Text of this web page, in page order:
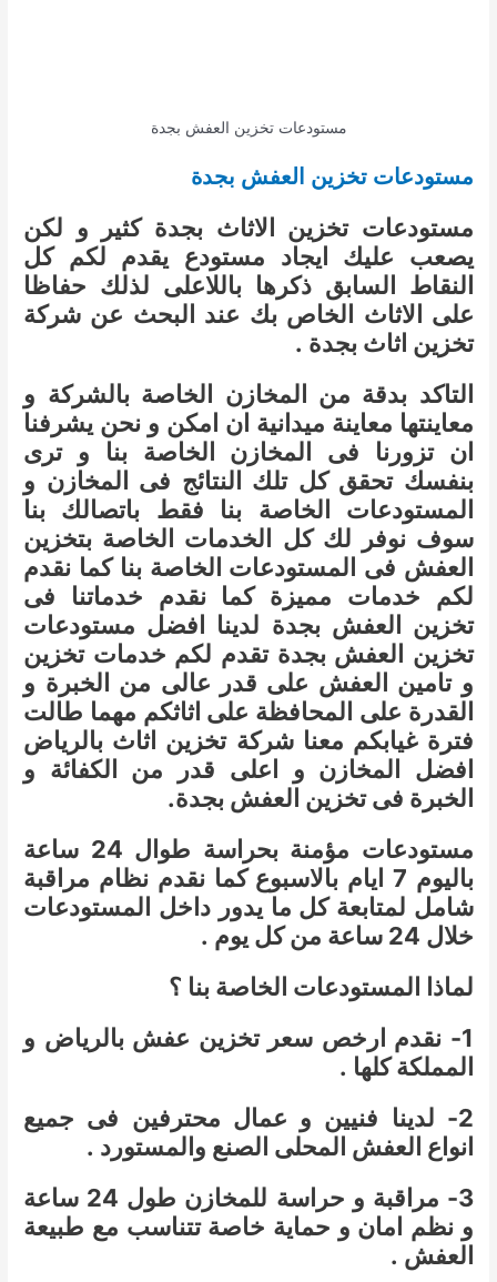
مستودعات تخزين العفش بجدة
مستودعات تخزين العفش بجدة
مستودعات تخزين الاثاث بجدة كثير و لكن
يصعب عليك ايجاد مستودع يقدم لكم كل
النقاط السابق ذكرها باللاعلى لذلك حفاظا
على الاثاث الخاص بك عند البحث عن شركة
تخزين اثاث بجدة .
التاكد بدقة من المخازن الخاصة بالشركة و
معاينتها معاينة ميدانية ان امكن و نحن يشرفنا
ان تزورنا فى المخازن الخاصة بنا و ترى
بنفسك تحقق كل تلك النتائج فى المخازن و
المستودعات الخاصة بنا فقط باتصالك بنا
سوف نوفر لك كل الخدمات الخاصة بتخزين
العفش فى المستودعات الخاصة بنا كما نقدم
لكم خدمات مميزة كما نقدم خدماتنا فى
تخزين العفش بجدة لدينا افضل مستودعات
تخزين العفش بجدة تقدم لكم خدمات تخزين
و تامين العفش على قدر عالى من الخبرة و
القدرة على المحافظة على اثاثكم مهما طالت
فترة غيابكم معنا شركة تخزين اثاث بالرياض
افضل المخازن و اعلى قدر من الكفائة و
الخبرة فى تخزين العفش بجدة.
مستودعات مؤمنة بحراسة طوال 24 ساعة
باليوم 7 ايام بالاسبوع كما نقدم نظام مراقبة
شامل لمتابعة كل ما يدور داخل المستودعات
خلال 24 ساعة من كل يوم .
لماذا المستودعات الخاصة بنا ؟
1- نقدم ارخص سعر تخزين عفش بالرياض و
المملكة كلها .
2- لدينا فنيين و عمال محترفين فى جميع
انواع العفش المحلى الصنع والمستورد .
3- مراقبة و حراسة للمخازن طول 24 ساعة
و نظم امان و حماية خاصة تتناسب مع طبيعة
العفش .